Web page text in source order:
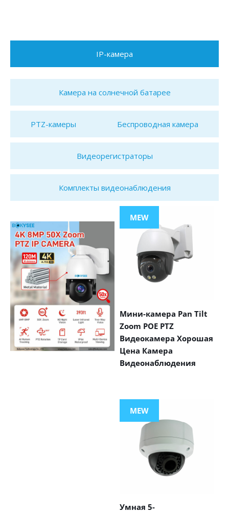
IP-камера
Камера на солнечной батарее
PTZ-камеры Беспроводная камера
Видеорегистраторы
Комплекты видеонаблюдения
MEW
Мини-камера Pan Tilt
Zoom POE PTZ
Видеокамера Хорошая
Цена Камера
Видеонаблюдения
MEW
Умная 5-